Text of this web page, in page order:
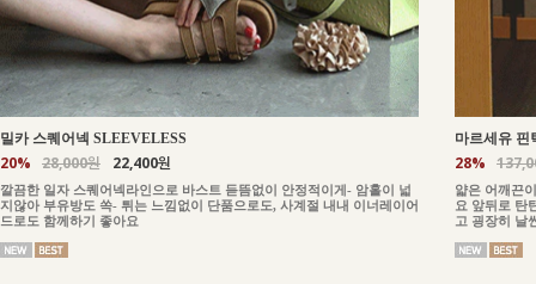
밀카 스퀘어넥 SLEEVELESS
20% 28,000원 22,400원
깔끔한 일자 스퀘어넥라인으로 바스트 듣뜸없이 안정적이게- 암홀이 넓
지않아 부유방도 쏙- 튀는 느낌없이 단품으로도, 사계절 내내 이너레이어
드로도 함께하기 좋아요
마르세유 핀
28%
얇은 어깨끈
요 앞뒤로 탄
고 굉장히 날